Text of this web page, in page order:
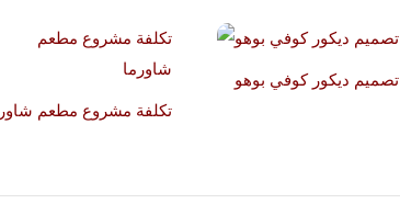
تكلفة مشروع مطعم
تصميم ديكور كوفي بوهو